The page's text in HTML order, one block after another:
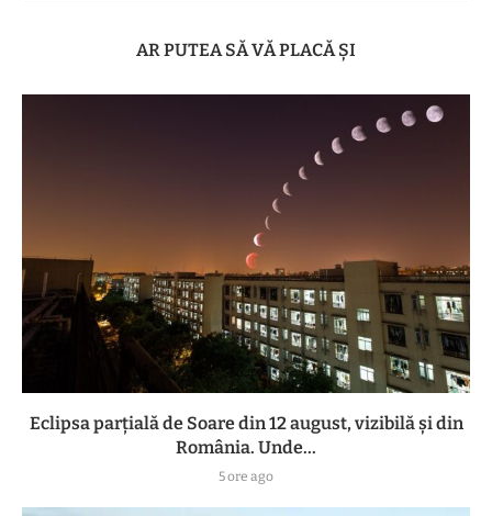
AR PUTEA SĂ VĂ PLACĂ ȘI
Eclipsa parțială de Soare din 12 august, vizibilă și din
România. Unde...
5 ore ago